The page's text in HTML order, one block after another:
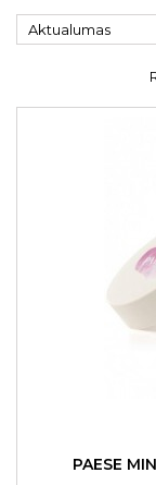
Aktualumas
PAESE